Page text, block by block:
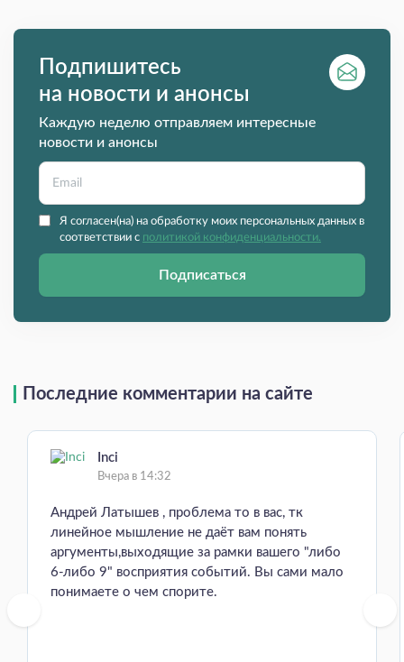
Подпишитесь
на новости и анонсы
Каждую неделю отправляем интересные
новости и анонсы
Я согласен(на) на обработку моих персональных данных в
соответствии с политикой конфиденциальности.
Подписаться
Последние комментарии на сайте
Inci
Вчера в 14:32
Андрей Латышев , проблема то в вас, тк
линейное мышление не даёт вам понять
аргументы,выходящие за рамки вашего "либо
6-либо 9" восприятия событий. Вы сами мало
понимаете о чем спорите.